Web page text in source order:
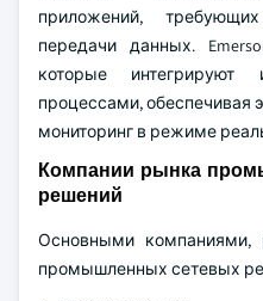
приложений,
передачи данных.
которые
процессами, обеспечивая
мониторинг в режиме
Компании рынка
решений
Основными компаниями,
промышленных сетевых